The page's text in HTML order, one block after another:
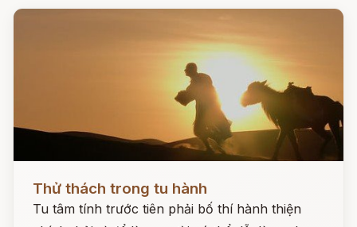
Thử thách trong tu hành
Tu tâm tính trước tiên phải bố thí hành thiện